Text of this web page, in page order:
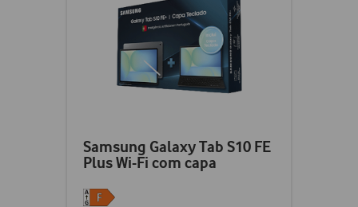
Samsung Galaxy Tab S10 FE
Plus Wi-Fi com capa